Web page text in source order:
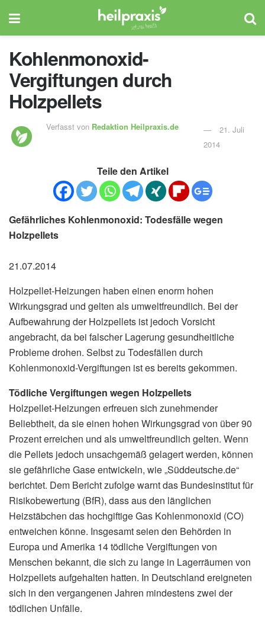
Kohlenmonoxid-
Vergiftungen durch
Holzpellets
Verfasst von Redaktion Heilpraxis.de
21. Juli
2014
Teile den Artikel
Gefährliches Kohlenmonoxid: Todesfälle wegen
Holzpellets
21.07.2014
Holzpellet-Heizungen haben einen enorm hohen
Wirkungsgrad und gelten als umweltfreundlich. Bei der
Aufbewahrung der Holzpellets ist jedoch Vorsicht
angebracht, da bei falscher Lagerung gesundheitliche
Probleme drohen. Selbst zu Todesfällen durch
Kohlenmonoxid-Vergiftungen ist es bereits gekommen.
Tödliche Vergiftungen wegen Holzpellets
Holzpellet-Heizungen erfreuen sich zunehmender
Beliebtheit, da sie einen hohen Wirkungsgrad von über 90
Prozent erreichen und als umweltfreundlich gelten. Wenn
die Pellets jedoch unsachgemäß gelagert werden, können
sie gefährliche Gase entwickeln, wie „Süddeutsche.de“
berichtet. Dem Bericht zufolge warnt das Bundesinstitut für
Risikobewertung (BfR), dass aus den länglichen
Heizstäbchen das hochgiftige Gas Kohlenmonoxid (CO)
entweichen könne. Insgesamt seien den Behörden in
Europa und Amerika 14 tödliche Vergiftungen von
Menschen bekannt, die sich zu lange in Lagerräumen von
Holzpellets aufgehalten hatten. In Deutschland ereigneten
sich in den vergangenen Jahren mindestens zwei der
tödlichen Unfälle.